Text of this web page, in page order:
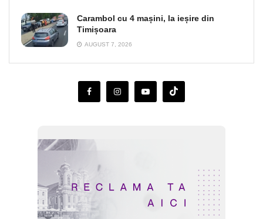
Carambol cu 4 mașini, la ieșire din
Timișoara
AUGUST 7, 2026